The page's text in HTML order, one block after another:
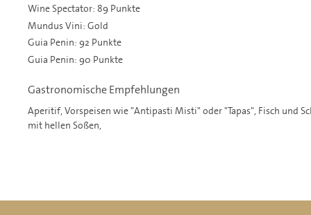
Wine Spectator: 89 Punkte
Mundus Vini: Gold
Guia Penin: 92 Punkte
Guia Penin: 90 Punkte
Gastronomische Empfehlungen
Aperitif, Vorspeisen wie "Antipasti Misti" oder "Tapas", Fisch und
mit hellen Soßen,